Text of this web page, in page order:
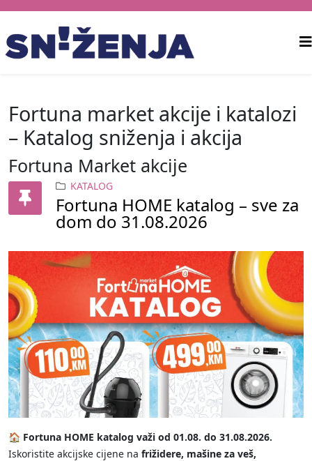
Fortuna market akcije i katalozi
– Katalog sniženja i akcija
Fortuna Market akcije
KATALOG
Fortuna HOME katalog – sve za
dom do 31.08.2026
🏠 Fortuna HOME katalog važi od 01.08. do 31.08.2026.
Iskoristite akcijske cijene na frižidere, mašine za veš,